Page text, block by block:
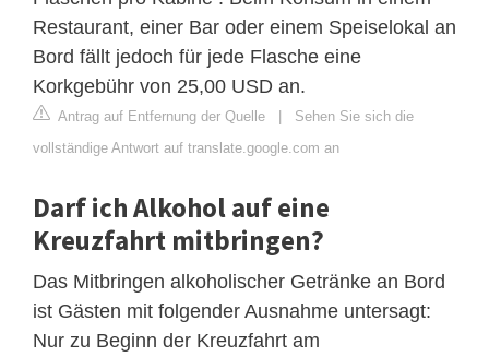
Restaurant, einer Bar oder einem Speiselokal an
Bord fällt jedoch für jede Flasche eine
Korkgebühr von 25,00 USD an.
Antrag auf Entfernung der Quelle | Sehen Sie sich die
vollständige Antwort auf translate.google.com an
Darf ich Alkohol auf eine
Kreuzfahrt mitbringen?
Das Mitbringen alkoholischer Getränke an Bord
ist Gästen mit folgender Ausnahme untersagt:
Nur zu Beginn der Kreuzfahrt am